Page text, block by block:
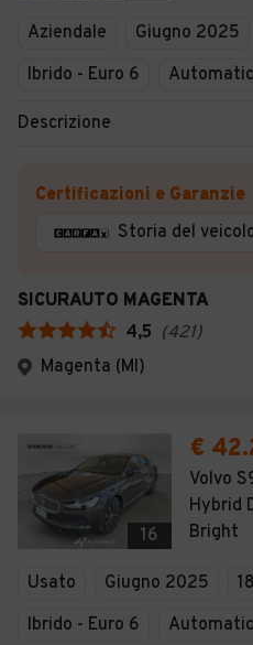
Aziendale Giugno 2025
Ibrido - Euro 6
Descrizione
Certificazioni e Garanzie
Storia del
SICURAUTO MAGENTA
4,5 (421)
Magenta (MI)
16
€
Volvo
Hybrid
Bright
Usato Giugno 2025
Ibrido - Euro 6